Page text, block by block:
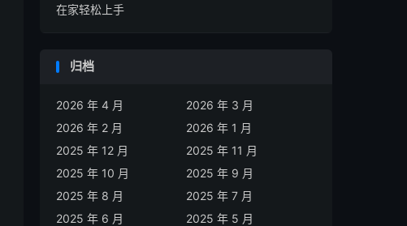
在家轻松上手
归档
2026 年 4 月
2026 年 3 月
2026 年 2 月
2026 年 1 月
2025 年 12 月
2025 年 11 月
2025 年 10 月
2025 年 9 月
2025 年 8 月
2025 年 7 月
2025 年 6 月
2025 年 5 月